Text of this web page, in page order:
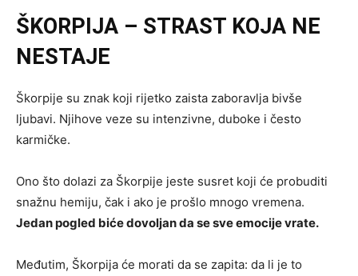
ŠKORPIJA – STRAST KOJA NE
NESTAJE
Škorpije su znak koji rijetko zaista zaboravlja bivše
ljubavi. Njihove veze su intenzivne, duboke i često
karmičke.
Ono što dolazi za Škorpije jeste susret koji će probuditi
snažnu hemiju, čak i ako je prošlo mnogo vremena.
Jedan pogled biće dovoljan da se sve emocije vrate.
Međutim, Škorpija će morati da se zapita: da li je to